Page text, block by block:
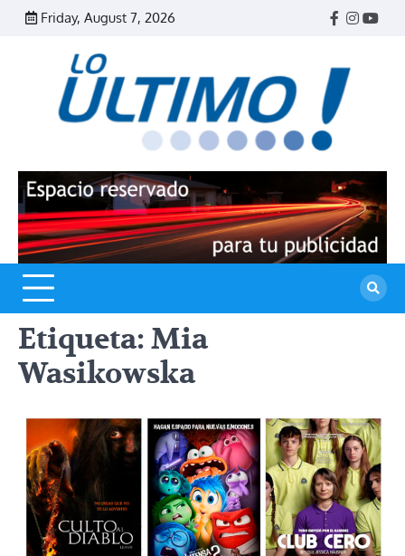
Skip
Friday, August 7, 2026
Facebook
Etiqueta: Mia
Wasikowska